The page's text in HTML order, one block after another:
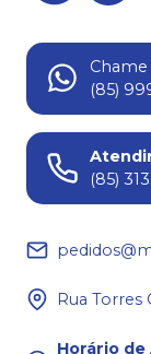
(85)
(85)
Rua Torres
Horário